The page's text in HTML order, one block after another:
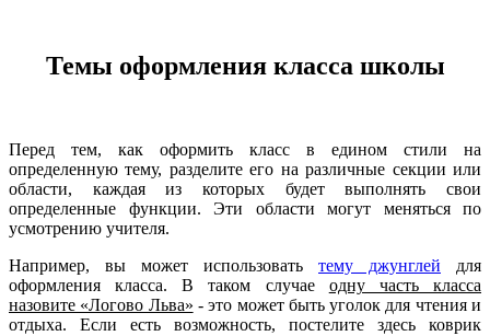
Темы оформления класса школы
Перед тем, как оформить класс в едином стили на
определенную тему, разделите его на различные секции или
области, каждая из которых будет выполнять свои
определенные функции. Эти области могут меняться по
усмотрению учителя.
Например, вы может использовать тему джунглей для
оформления класса. В таком случае одну часть класса
назовите «Логово Льва» - это может быть уголок для чтения и
отдыха. Если есть возможность, постелите здесь коврик